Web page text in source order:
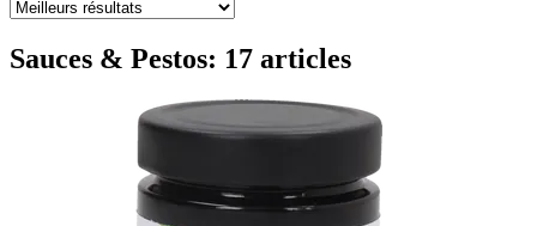
Sauces & Pestos: 17 articles